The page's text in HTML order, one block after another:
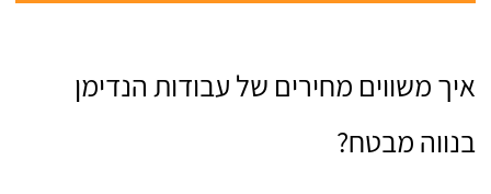
איך משווים מחירים של עבודות הנדימן
בנווה מבטח?